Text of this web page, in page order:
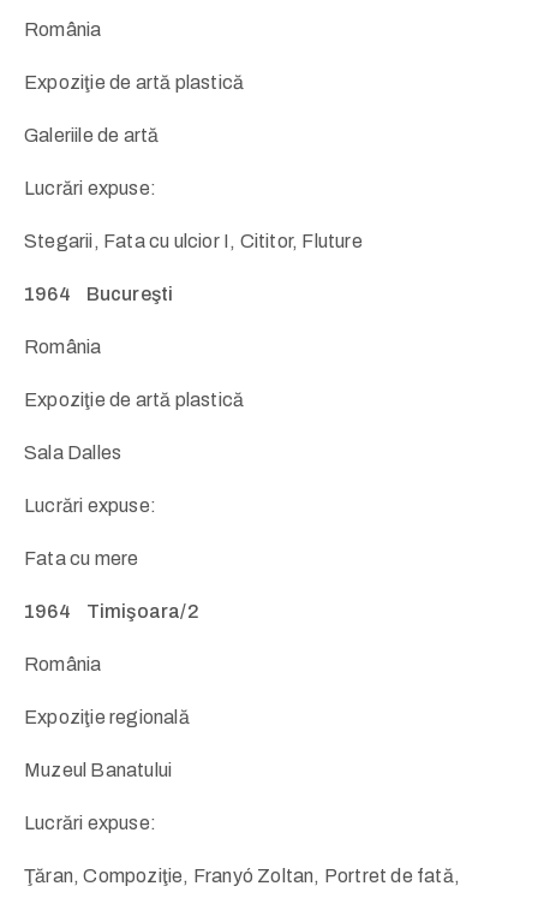
România
Expoziţie de artă plastică
Galeriile de artă
Lucrări expuse:
Stegarii, Fata cu ulcior I, Cititor, Fluture
1964 Bucureşti
România
Expoziţie de artă plastică
Sala Dalles
Lucrări expuse:
Fata cu mere
1964 Timişoara/2
România
Expoziţie regională
Muzeul Banatului
Lucrări expuse:
Ţăran, Compoziţie, Franyó Zoltan, Portret de fată,